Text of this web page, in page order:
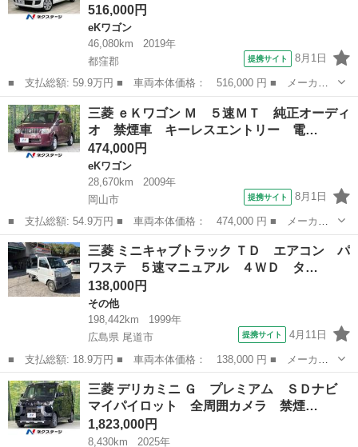
516,000円
eKワゴン
46,080km
2019年
都窪郡
提携サイト 8月1日
■ 支払総額: 59.9万円 ■ 車両本体価格： 516,000 円 ■ メーカー
名： 三菱 ■ 車種名： ｅＫワゴン ■ グレード名： Ｍ ｅ－ア
シスト 禁煙車 衝突軽減ブレーキ シートヒーター キーレス ア
イドリングス...
岡山 都窪郡 eKワゴン
三菱 ｅＫワゴン Ｍ ５速ＭＴ 純正オーディ
オ 禁煙車 キーレスエントリー 電…
474,000円
eKワゴン
28,670km
2009年
岡山市
提携サイト 8月1日
■ 支払総額: 54.9万円 ■ 車両本体価格： 474,000 円 ■ メーカー
名： 三菱 ■ 車種名： ｅＫワゴン ■ グレード名： Ｍ ５速Ｍ
Ｔ 純正オーディオ 禁煙車 キーレスエントリー 電動格納ミラ
ー プライバシ...
岡山 岡山市 eKワゴン
三菱 ミニキャブトラック ＴＤ エアコン パ
ワステ ５速マニュアル ４ＷＤ タ…
138,000円
その他
198,442km
1999年
広島県 尾道市
提携サイト 4月11日
■ 支払総額: 18.9万円 ■ 車両本体価格： 138,000 円 ■ メーカー
名： 三菱 ■ 車種名： ミニキャブトラック ■ グレード名： Ｔ
Ｄ エアコン パワステ ５速マニュアル ４ＷＤ タイベル交換歴
あり 新市店...
広島 尾道市 その他
三菱 デリカミニ Ｇ プレミアム ＳＤナビ
マイパイロット 全周囲カメラ 禁煙…
1,823,000円
8,430km 2025年